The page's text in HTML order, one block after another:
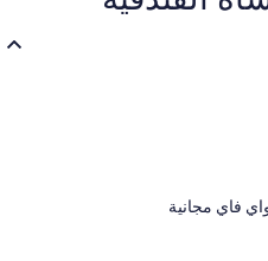
ومطابخ
فاي مجانية